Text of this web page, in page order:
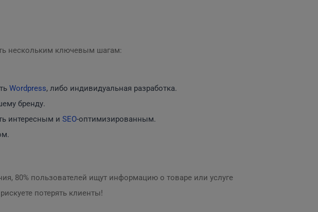
нескольким ключевым шагам:
Wordpress, либо индивидуальная разработка.
бренду.
интересным и SEO-оптимизированным.
80% пользователей ищут информацию о товаре или услуге
потерять клиенты!